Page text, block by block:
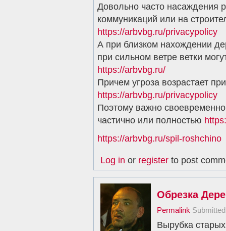
Довольно часто насаждения
коммуникаций или на
https://arbvbg.ru/privacypolicy
А при близком нахождении
при сильном ветре ветки
https://arbvbg.ru/
Причем угроза возрастает
https://arbvbg.ru/privacypolicy
Поэтому важно
частично или полностью
https://arbvbg.ru/spil-roshchino
Log in or register to post
Обрезка
Permalink
Вырубка